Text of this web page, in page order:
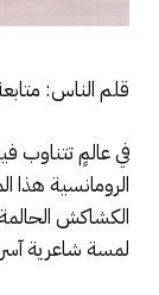
قلم الناس:
في عالمٍ تتناوب
الرومانسية هذا
لمسة شاعرية